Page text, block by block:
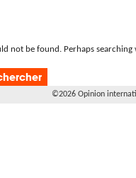
not be found. Perhaps searching
©2026 Opinion